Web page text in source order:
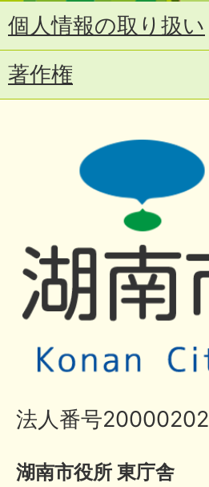
個人情報の取り扱い
著作権
法人番号
湖南市役所 東庁舎